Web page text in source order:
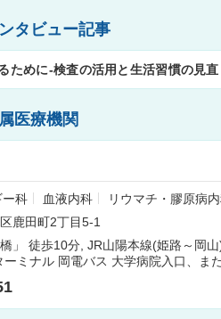
タビュー記事
ために-検査の活用と生活習慣の見
医療機関
ー科 血液内科
リウマチ・膠原病
神経外科 呼吸器外科
小児外科 整形外科
耳鼻咽喉科 放射線科 歯科
矯
麻酔科 乳腺外科 呼吸器内科
循
膵外科
鹿田町2丁目5-1
」 徒歩10分 JR山陽本線(姫路～岡
ーミナル 岡電バス 大学病院入口、ま